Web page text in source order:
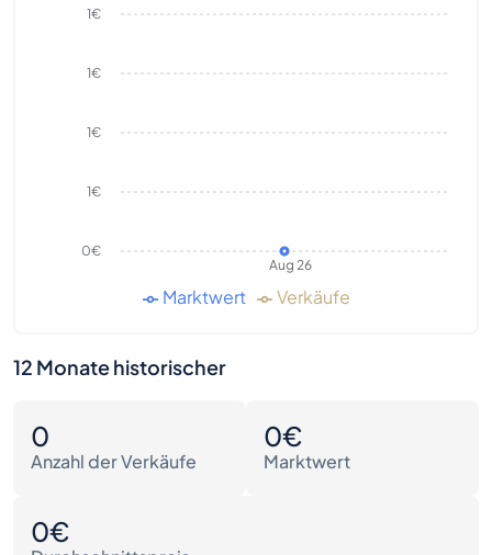
Aug 26
0€
1€
1€
1€
1€
Marktwert Verkäufe
12 Monate historischer
0
Anzahl der Verkäufe
0€
Marktwert
0€